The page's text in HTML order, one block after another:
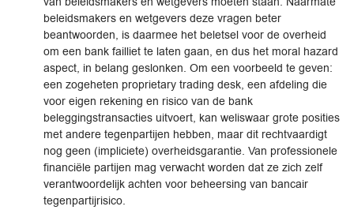
beleidsmakers en wetgevers deze vragen beter
beantwoorden, is daarmee het beletsel voor de overheid
om een bank failliet te laten gaan, en dus het moral hazard
aspect, in belang geslonken. Om een voorbeeld te geven:
een zogeheten proprietary trading desk, een afdeling die
voor eigen rekening en risico van de bank
beleggingstransacties uitvoert, kan weliswaar grote posities
met andere tegenpartijen hebben, maar dit rechtvaardigt
nog geen (impliciete) overheidsgarantie. Van professionele
financiële partijen mag verwacht worden dat ze zich zelf
verantwoordelijk achten voor beheersing van bancair
tegenpartijrisico.